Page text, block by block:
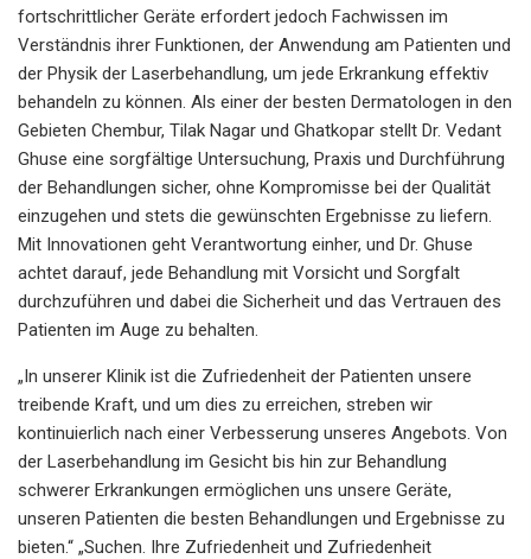
fortschrittlicher Geräte erfordert jedoch Fachwissen im
Verständnis ihrer Funktionen, der Anwendung am Patienten und
der Physik der Laserbehandlung, um jede Erkrankung effektiv
behandeln zu können. Als einer der besten Dermatologen in den
Gebieten Chembur, Tilak Nagar und Ghatkopar stellt Dr. Vedant
Ghuse eine sorgfältige Untersuchung, Praxis und Durchführung
der Behandlungen sicher, ohne Kompromisse bei der Qualität
einzugehen und stets die gewünschten Ergebnisse zu liefern.
Mit Innovationen geht Verantwortung einher, und Dr. Ghuse
achtet darauf, jede Behandlung mit Vorsicht und Sorgfalt
durchzuführen und dabei die Sicherheit und das Vertrauen des
Patienten im Auge zu behalten.
„In unserer Klinik ist die Zufriedenheit der Patienten unsere
treibende Kraft, und um dies zu erreichen, streben wir
kontinuierlich nach einer Verbesserung unseres Angebots. Von
der Laserbehandlung im Gesicht bis hin zur Behandlung
schwerer Erkrankungen ermöglichen uns unsere Geräte,
unseren Patienten die besten Behandlungen und Ergebnisse zu
bieten.“ „Suchen. Ihre Zufriedenheit und Zufriedenheit